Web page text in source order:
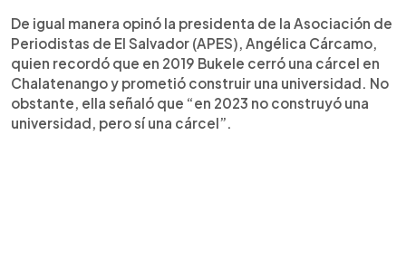
De igual manera opinó la presidenta de la Asociación de
Periodistas de El Salvador (APES), Angélica Cárcamo,
quien recordó que en 2019 Bukele cerró una cárcel en
Chalatenango y prometió construir una universidad. No
obstante, ella señaló que “en 2023 no construyó una
universidad, pero sí una cárcel”.